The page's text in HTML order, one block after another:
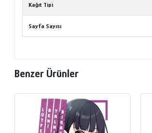
Kağıt Tipi
Sayfa Sayısı
Benzer Ürünler